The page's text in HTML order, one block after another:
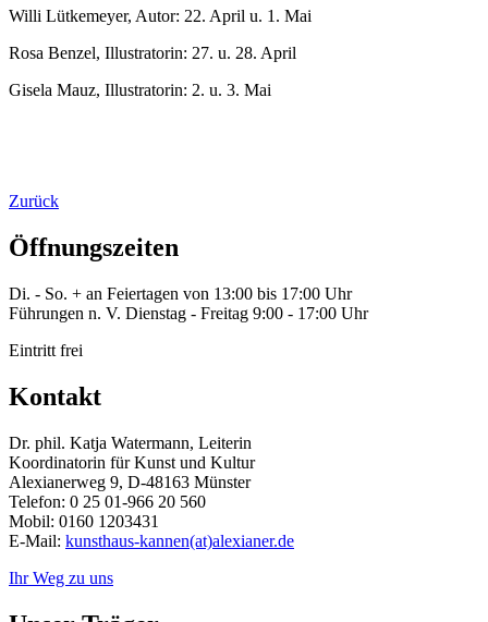
Willi Lütkemeyer, Autor: 22. April u. 1. Mai
Rosa Benzel, Illustratorin: 27. u. 28. April
Gisela Mauz, Illustratorin: 2. u. 3. Mai
Zurück
Öffnungszeiten
Di. - So. + an Feiertagen von 13:00 bis 17:00 Uhr
Führungen n. V. Dienstag - Freitag 9:00 - 17:00 Uhr
Eintritt frei
Kontakt
Dr. phil. Katja Watermann, Leiterin
Koordinatorin für Kunst und Kultur
Alexianerweg 9, D-48163 Münster
Telefon: 0 25 01-966 20 560
Mobil: 0160 1203431
E-Mail: kunsthaus-kannen(at)alexianer.de
Ihr Weg zu uns